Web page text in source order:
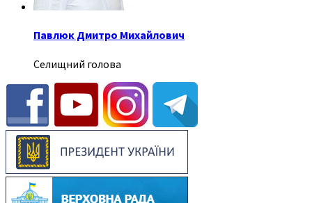
Павлюк Дмитро Михайлович
Селищний голова